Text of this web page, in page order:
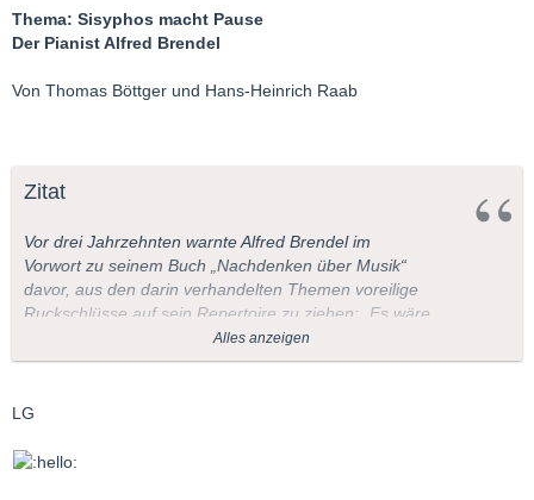
Thema: Sisyphos macht Pause
Der Pianist Alfred Brendel
Von Thomas Böttger und Hans-Heinrich Raab
Zitat
Vor drei Jahrzehnten warnte Alfred Brendel im
Vorwort zu seinem Buch „Nachdenken über Musik“
davor, aus den darin verhandelten Themen voreilige
Ruckschlüsse auf sein Repertoire zu ziehen: „Es wäre
ein Missverständnis, wollte man aus den hier
gesammelten Aufsätzen und Vorträgen auf den
den Raum, den einzelne Komponisten darin
musikalischen Interessen überhaupt.“ Und der
Alles anzeigen
LG